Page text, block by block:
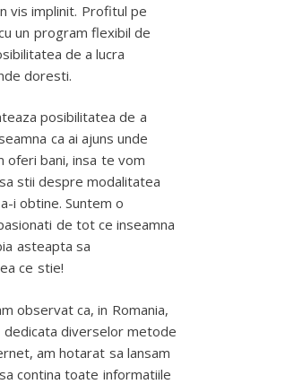
vis implinit. Profitul pe
un program flexibil de
de a lucra
doresti.
posibilitatea de a
ca ai ajuns unde
oferi bani, insa te vom
stii despre modalitatea
i obtine. Suntem o
de tot ce inseamna
asteapta sa
ce stie!
observat ca, in Romania,
diverselor metode
am hotarat sa lansam
contina toate informatiile